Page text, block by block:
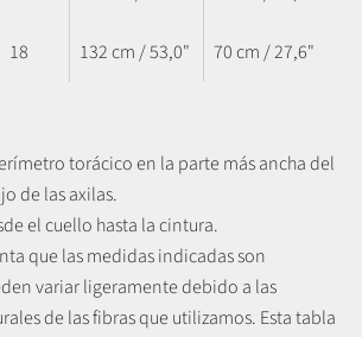
18 132 cm / 53,0" 70 cm / 27,6"
torácico en la parte más ancha del
de las axilas.
el cuello hasta la cintura.
que las medidas indicadas son
variar ligeramente debido a las
de las fibras que utilizamos. Esta tabla